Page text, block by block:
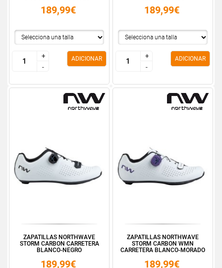
189,99€
+
-
+
-
ADICIONAR
189,99€
+
-
+
-
ADICIONAR
ZAPATILLAS NORTHWAVE
STORM CARBON CARRETERA
BLANCO-NEGRO
189,99€
ZAPATILLAS NORTHWAVE
STORM CARBON WMN
CARRETERA BLANCO-MORADO
189,99€